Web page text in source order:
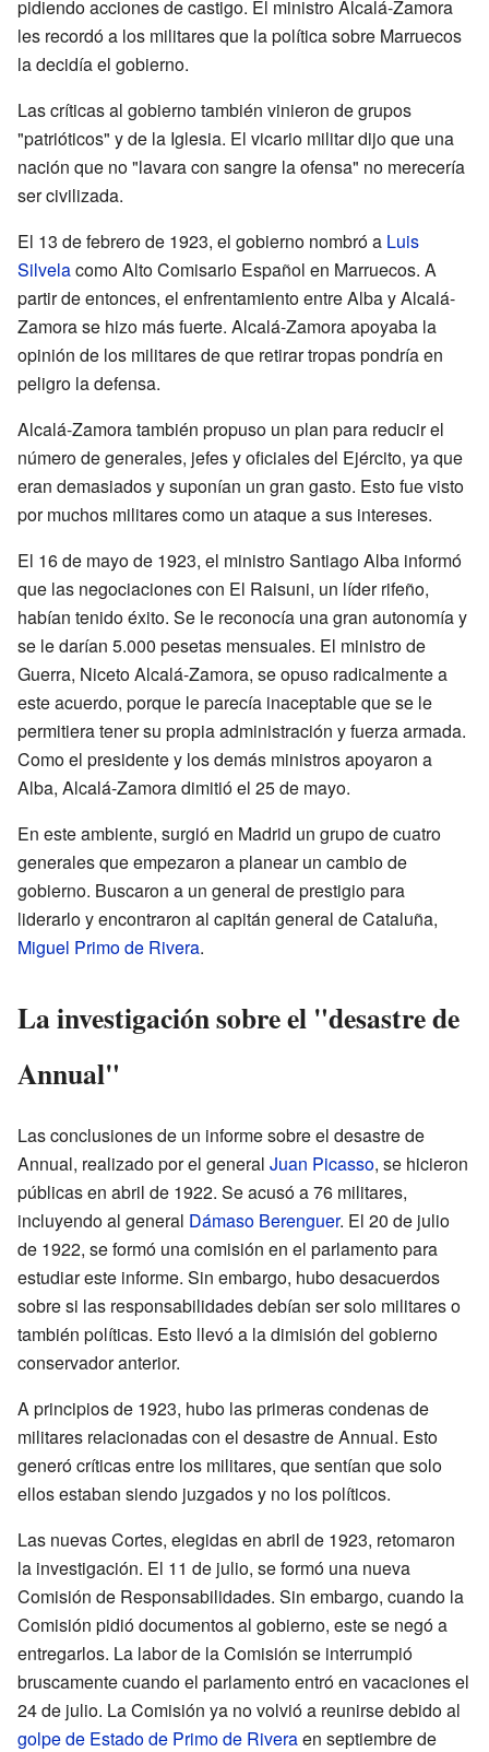
pidiendo acciones de castigo. El ministro Alcalá-Zamora
les recordó a los militares que la política sobre Marruecos
la decidía el gobierno.
Las críticas al gobierno también vinieron de grupos
"patrióticos" y de la Iglesia. El vicario militar dijo que una
nación que no "lavara con sangre la ofensa" no merecería
ser civilizada.
El 13 de febrero de 1923, el gobierno nombró a Luis
Silvelacomo Alto Comisario Español en Marruecos. A
partir de entonces, el enfrentamiento entre Alba y Alcalá-
Zamora se hizo más fuerte. Alcalá-Zamora apoyaba la
opinión de los militares de que retirar tropas pondría en
peligro la defensa.
Alcalá-Zamora también propuso un plan para reducir el
número de generales, jefes y oficiales del Ejército, ya que
eran demasiados y suponían un gran gasto. Esto fue visto
por muchos militares como un ataque a sus intereses.
El 16 de mayo de 1923, el ministro Santiago Alba informó
que las negociaciones con El Raisuni, un líder rifeño,
habían tenido éxito. Se le reconocía una gran autonomía y
se le darían 5.000 pesetas mensuales. El ministro de
Guerra, Niceto Alcalá-Zamora, se opuso radicalmente a
este acuerdo, porque le parecía inaceptable que se le
permitiera tener su propia administración y fuerza armada.
Como el presidente y los demás ministros apoyaron a
Alba, Alcalá-Zamora dimitió el 25 de mayo.
En este ambiente, surgió en Madrid un grupo de cuatro
generales que empezaron a planear un cambio de
gobierno. Buscaron a un general de prestigio para
liderarlo y encontraron al capitán general de Cataluña,
Miguel Primo de Rivera.
La investigación sobre el "desastre de
Annual"
Las conclusiones de un informe sobre el desastre de
Annual, realizado por el general Juan Picasso, se hicieron
públicas en abril de 1922. Se acusó a 76 militares,
incluyendo al general Dámaso Berenguer. El 20 de julio
de 1922, se formó una comisión en el parlamento para
estudiar este informe. Sin embargo, hubo desacuerdos
sobre si las responsabilidades debían ser solo militares o
también políticas. Esto llevó a la dimisión del gobierno
conservador anterior.
A principios de 1923, hubo las primeras condenas de
militares relacionadas con el desastre de Annual. Esto
generó críticas entre los militares, que sentían que solo
ellos estaban siendo juzgados y no los políticos.
Las nuevas Cortes, elegidas en abril de 1923, retomaron
la investigación. El 11 de julio, se formó una nueva
Comisión de Responsabilidades. Sin embargo, cuando la
Comisión pidió documentos al gobierno, este se negó a
entregarlos. La labor de la Comisión se interrumpió
bruscamente cuando el parlamento entró en vacaciones el
24 de julio. La Comisión ya no volvió a reunirse debido al
golpe de Estado de Primo de Riveraen septiembre de